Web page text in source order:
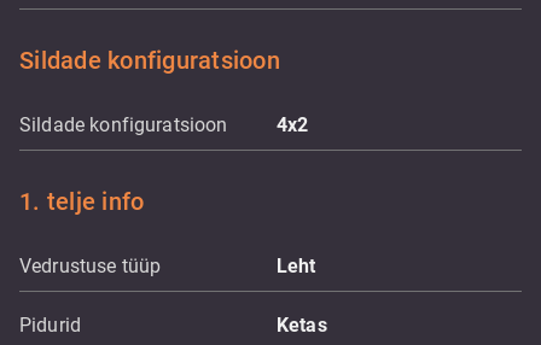
Sildade konfiguratsioon
Sildade konfiguratsioon 4x2
1. telje info
Vedrustuse tüüp Leht
Pidurid Ketas